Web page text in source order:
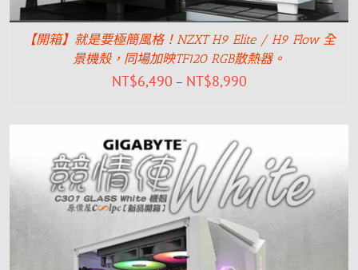
【開箱】就是要極簡風格！NZXT H9 Elite / H9 Flow 全
景機殼，同場加映TF120 RGB散熱器。
NT$6,490 – NT$8,990